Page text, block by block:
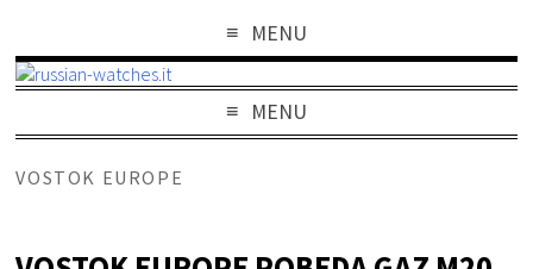
MENU
MENU
VOSTOK EUROPE